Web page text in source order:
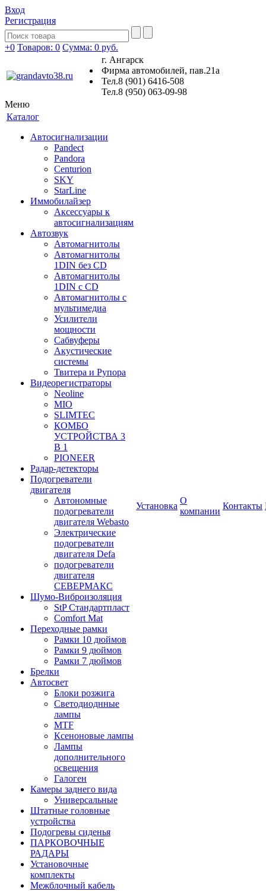
Вход
Регистрация
+0 Товаров: 0 Сумма: 0 руб.
г. Ангарск
Фирма автомобилей, пав.21а
Тел.8 (901) 6416-508
Тел.8 (950) 063-09-98
Меню
Каталог
Автосигнализации
Pandect
Pandora
Centurion
SKY
StarLine
Иммобилайзер
Аксессуары к
автосигнализациям
Автозвук
Автомагнитолы
Автомагнитолы
1DIN без CD
Автомагнитолы
1DIN с CD
Автомагнитолы с
мультимедиа
Усилители
мощности
Сабвуферы
Акустические
системы
Твитера и Рупора
Видеорегистраторы
Neoline
MIO
SLIMTEC
КОМБО
УСТРОЙСТВА 3
В 1
PIONEER
Радар-детекторы
Подогреватели
двигателя
Автономные
подогреватели
двигателя Webasto
Электрические
подогреватели
двигателя Defa
подогреватели
двигателя
СЕВЕРМАКС
Шумо-Виброизоляция
StP Стандартпласт
Comfort Mat
Переходные рамки
Рамки 10 дюймов
Рамки 9 дюймов
Рамки 7 дюймов
Брелки
Автосвет
Блоки розжига
Светодиоднные
лампы
MTF
Ксеноновые лампы
Лампы
дополнительного
освещения
Галоген
Камеры заднего вида
Универсальные
Штатные головные
устройства
Подогревы сиденья
ПАРКОВОЧНЫЕ
РАДАРЫ
Установочные
комплекты
Межблочный кабель
Установка
О
компании
Контакты